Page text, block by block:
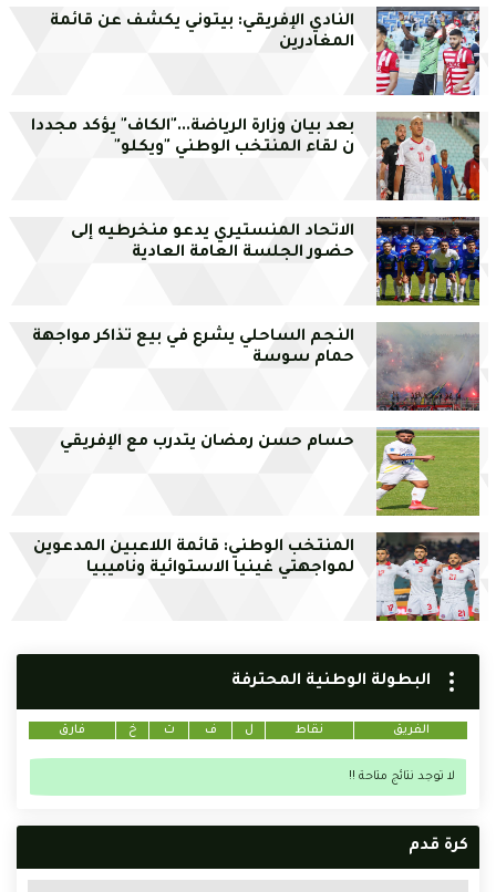
النادي الإفريقي: بيتوني يكشف عن قائمة
المغادرين
بعد بيان وزارة الرياضة..."الكاف" يؤكد مجددا
ن لقاء المنتخب الوطني "ويكلو"
الاتحاد المنستيري يدعو منخرطيه إلى
حضور الجلسة العامة العادية
النجم الساحلي يشرع في بيع تذاكر مواجهة
حمام سوسة
حسام حسن رمضان يتدرب مع الإفريقي
المنتخب الوطني: قائمة اللاعبين المدعوين
لمواجهتي غينيا الاستوائية وناميبيا
البطولة الوطنية المحترفة
الفريق نقاط ل ف ت خ فارق
لا توجد نتائج متاحة !!
كرة قدم